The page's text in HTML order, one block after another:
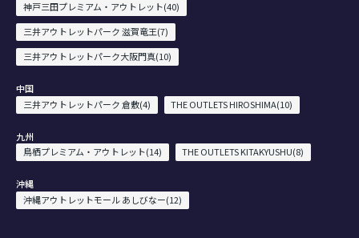
神戸三田プレミアム・アウトレット(40)
三井アウトレットパーク 滋賀竜王(7)
三井アウトレットパーク大阪門真(10)
中国
三井アウトレットパーク 倉敷(4)
THE OUTLETS HIROSHIMA(10)
九州
鳥栖プレミアム・アウトレット(14)
THE OUTLETS KITAKYUSHU(8)
沖縄
沖縄アウトレットモール あしびなー(12)